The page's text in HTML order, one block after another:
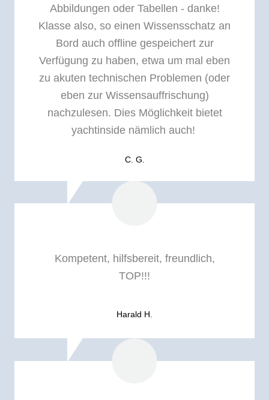
Abbildungen oder Tabellen - danke!
Klasse also, so einen Wissensschatz an
Bord auch offline gespeichert zur
Verfügung zu haben, etwa um mal eben
zu akuten technischen Problemen (oder
eben zur Wissensauffrischung)
nachzulesen. Dies Möglichkeit bietet
yachtinside nämlich auch!
C. G.
Kompetent, hilfsbereit, freundlich,
TOP!!!
Harald H.